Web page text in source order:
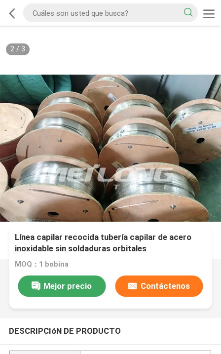
2/ 3
Línea capilar recocida tubería capilar de acero
inoxidable sin soldaduras orbitales
MOQ：1 bobina
Mejor precio Contáctenos
DESCRIPCIóN DE PRODUCTO